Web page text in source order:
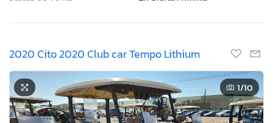
2020 Cito 2020 Club car Tempo Lithium
1/10